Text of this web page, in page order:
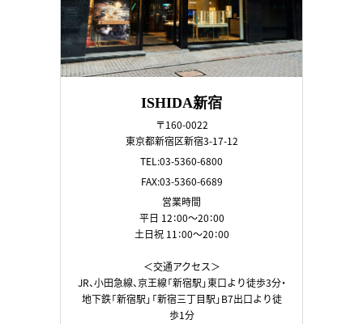
ISHIDA新宿
〒160-0022
東京都新宿区新宿3-17-12
TEL:03-5360-6800
FAX:03-5360-6689
営業時間
平日 12：00～20：00
土日祝 11：00～20：00
＜交通アクセス＞
JR、小田急線、京王線「新宿駅」東口より徒歩3分・
地下鉄「新宿駅」「新宿三丁目駅」B7出口より徒
歩1分